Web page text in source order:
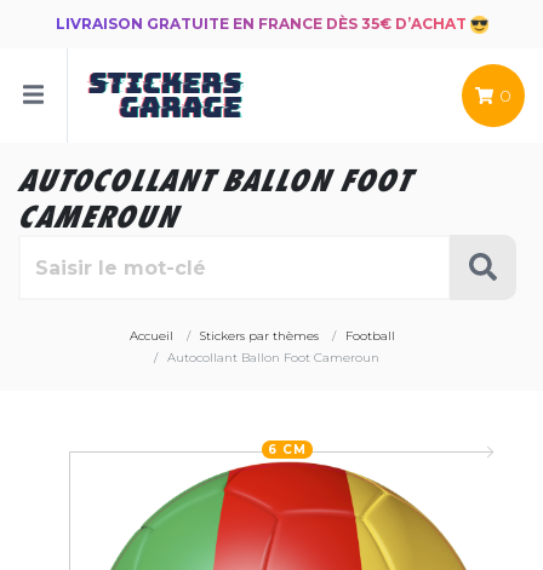
LIVRAISON GRATUITE EN FRANCE DÈS 35€ D’ACHAT
0
AUTOCOLLANT BALLON FOOT
CAMEROUN
Accueil Stickers par thèmes
Football
Autocollant Ballon Foot Cameroun
6 CM